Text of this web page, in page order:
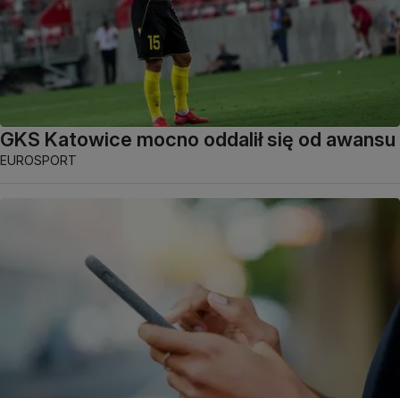
GKS Katowice mocno oddalił się od awansu
EUROSPORT